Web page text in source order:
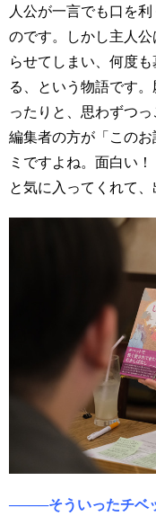
人公が一言でも口を
のです。しかし主人
らせてしまい、何度
る、という物語です
ったりと、思わずつ
編集者の方が「この
ミですよね。面白い
と気に入ってくれて、
────そういったチベ